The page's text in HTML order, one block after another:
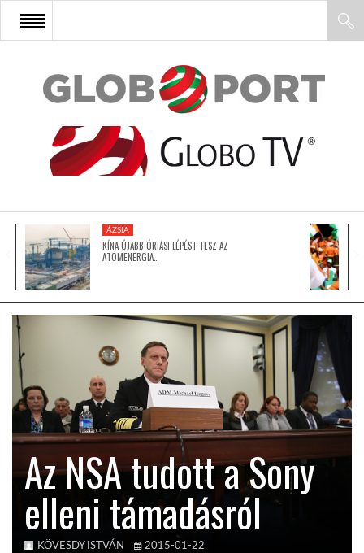
FŐOLDAL
AFRIKA
ÁZSIA
LATIN-AMERIKA
KÖZEL-KELET
A VILÁG ITTHON
ÁZSIA
KÍNA ÚJABB ÓRIÁSI LÉPÉST TESZ AZ
ATOMENERGIA…
Az NSA tudott a Sony
elleni támadásról
KÖVESDY ISTVÁN 2015-01-22